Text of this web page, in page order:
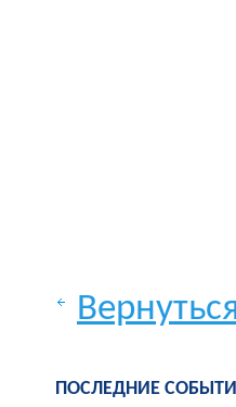
ПОСЛЕДНИЕ